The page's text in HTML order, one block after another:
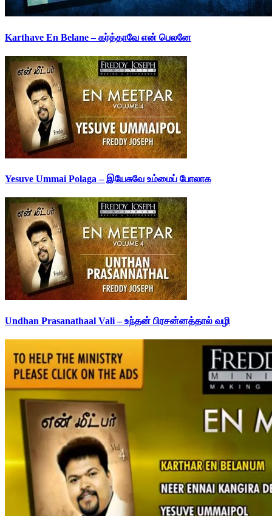
Karthave En Belane – கர்த்தாவே என் பெலனே
Yesuve Ummai Polaga – இயேசுவே உம்மைப் போலாக
Undhan Prasanathaal Vali – உந்தன் பிரசன்னத்தால் வழி